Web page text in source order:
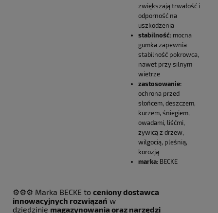
zwiększają trwałość i
odporność na
uszkodzenia
stabilność: mocna
gumka zapewnia
stabilność pokrowca,
nawet przy silnym
wietrze
zastosowanie:
ochrona przed
słońcem, deszczem,
kurzem, śniegiem,
owadami, liśćmi,
żywicą z drzew,
wilgocią, pleśnią,
korozją
marka: BECKE
⚙️⚙️⚙️ Marka BECKE to ceniony dostawca
innowacyjnych rozwiązań w
dziedzinie magazynowania oraz narzędzi